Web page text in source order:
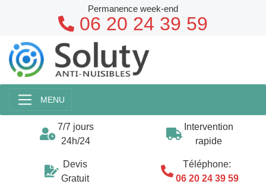
MENU
7/7 jours
24h/24
Intervention
rapide
Devis
Gratuit
Téléphone:
06 20 24 39 59
Permanence week-end
06 20 24 39 59